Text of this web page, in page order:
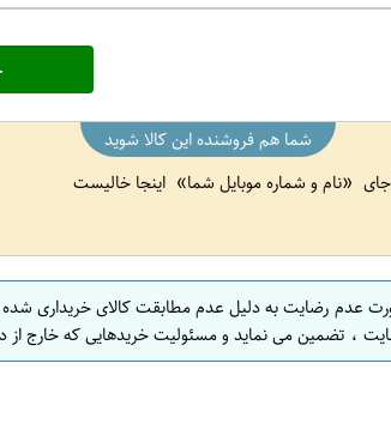
شما هم فروشنده این کالا شوید
جای
نام و شماره موبایل شما اینجا خالیست
عدم رضایت به دلیل عدم مطابقت کالای خریداری
، تضمین می نماید و مسئولیت خریدهایی که خارج از